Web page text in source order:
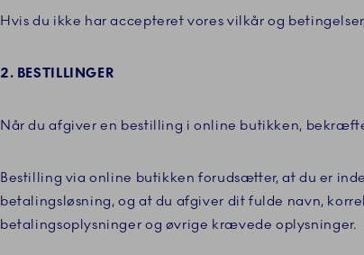
Hvis du ikke har accepteret vores vilkår og
2. BESTILLINGER
Når du afgiver en bestilling i online butikken,
Bestilling via online butikken forudsætter, at du er
betalingsløsning, og at du afgiver dit fulde navn,
betalingsoplysninger og øvrige krævede oplysninger.